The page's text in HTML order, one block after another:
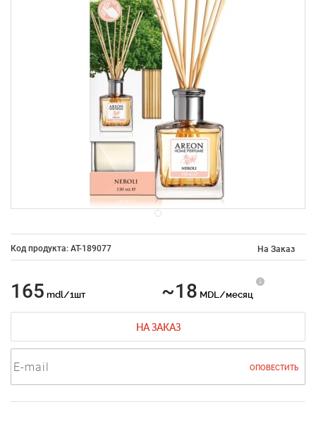
Код продукта: AT-189077 На Заказ
165 mdl/1шт ~18 MDL/месяц
НА ЗАКАЗ
ОПОВЕСТИТЬ